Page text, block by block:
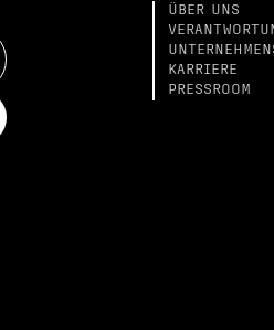
ÜBER UNS
KARRIERE
PRESSROOM